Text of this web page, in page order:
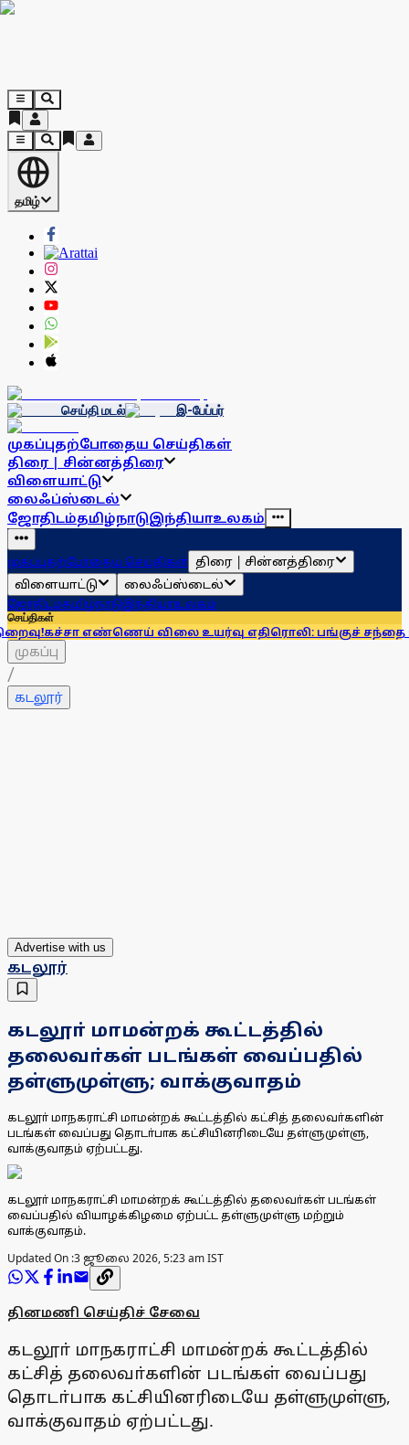
தமிழ்
செய்தி மடல் இ-பேப்பர்
முகப்புதற்போதைய செய்திகள்
திரை | சின்னத்திரை
விளையாட்டு
லைஃப்ஸ்டைல்
ஜோதிடம்தமிழ்நாடுஇந்தியாஉலகம்
முகப்புதற்போதைய செய்திகள் திரை | சின்னத்திரை
விளையாட்டு
லைஃப்ஸ்டைல்
ஜோதிடம்தமிழ்நாடுஇந்தியாஉலகம்
செய்திகள்
விலை உயர்வு எதிரொலி: பங்குச் சந்தை உயர்வுடன்
முகப்பு
/
கடலூர்
Advertise with us
கடலூர்
கடலூா் மாமன்றக் கூட்டத்தில்
தலைவா்கள் படங்கள் வைப்பதில்
தள்ளுமுள்ளு; வாக்குவாதம்
கடலூா் மாநகராட்சி மாமன்றக் கூட்டத்தில் கட்சித் தலைவா்களின்
படங்கள் வைப்பது தொடா்பாக கட்சியினரிடையே தள்ளுமுள்ளு,
வாக்குவாதம் ஏற்பட்டது.
கடலூா் மாநகராட்சி மாமன்றக் கூட்டத்தில் தலைவா்கள் படங்கள்
வைப்பதில் வியாழக்கிழமை ஏற்பட்ட தள்ளுமுள்ளு மற்றும்
வாக்குவாதம்.
Updated On :3 ஜூலை 2026, 5:23 am IST
தினமணி செய்திச் சேவை
கடலூா் மாநகராட்சி மாமன்றக் கூட்டத்தில்
கட்சித் தலைவா்களின் படங்கள் வைப்பது
தொடா்பாக கட்சியினரிடையே தள்ளுமுள்ளு,
வாக்குவாதம் ஏற்பட்டது.